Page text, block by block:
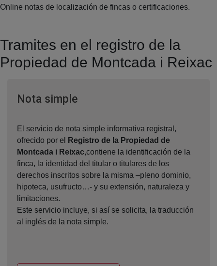
Online notas de localización de fincas o certificaciones.
Tramites en el registro de la
Propiedad de Montcada i Reixac
Nota simpleVentana nueva
El servicio de nota simple informativa registral,
ofrecido por el
Registro de la Propiedad de
Montcada i Reixac,contiene la identificación de la
finca, la identidad del titular o titulares de los
derechos inscritos sobre la misma –pleno dominio,
hipoteca, usufructo…- y su extensión, naturaleza y
limitaciones.
Este servicio incluye, si así se solicita, la traducción
al inglés de la nota simple.